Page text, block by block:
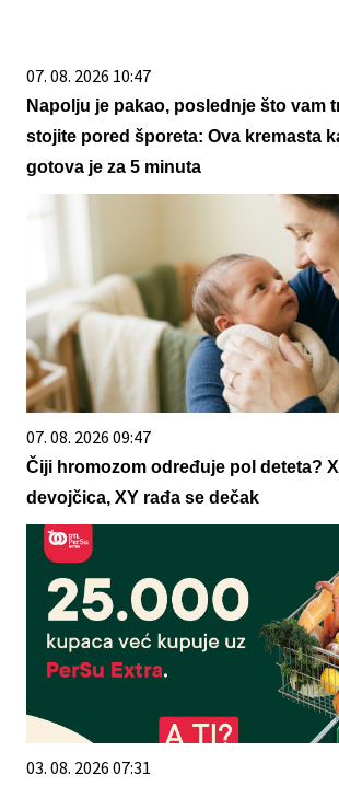
07. 08. 2026 10:47
Napolju je pakao, poslednje što vam
stojite pored šporeta: Ova kremasta
gotova je za 5 minuta
07. 08. 2026 09:47
Čiji hromozom određuje pol deteta?
devojčica, XY rađa se dečak
03. 08. 2026 07:31